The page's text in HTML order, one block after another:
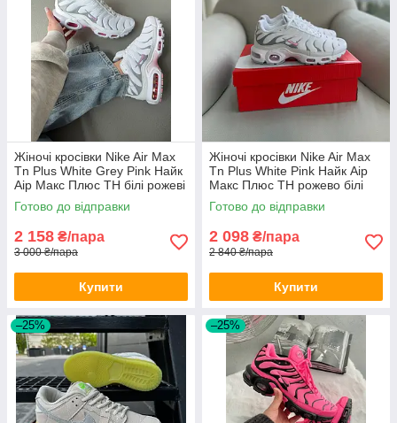
Жіночі кросівки Nike Air Max
Tn Plus White Grey Pink Найк
Аір Макс Плюс ТН білі рожеві
весна літо
Готово до відправки
2 158 ₴/пара
3 000 ₴/пара
Купити
Жіночі кросівки Nike Air Max
Tn Plus White Pink Найк Аір
Макс Плюс ТН рожево білі
текстиль весняні
Готово до відправки
2 098 ₴/пара
2 840 ₴/пара
Купити
–25% –25%